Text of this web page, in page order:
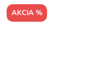
AKCIA %